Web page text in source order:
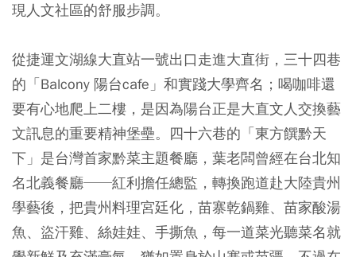
現人文社區的舒服步調。
從捷運文湖線大直站一號出口走進大直街，三十四巷
的「Balcony 陽台cafe」和實踐大學齊名；喝咖啡還
要有心地爬上二樓，是因為陽台正是大直文人交換藝
文訊息的重要精神堡壘。四十六巷的「東方饌黔天
下」是台灣首家黔菜主題餐廳，葉老闆曾經在台北知
名北義餐廳──紅利擔任總監，轉換跑道赴大陸貴州
學藝後，把貴州料理宮廷化，苗寨乾鍋雞、苗家酸湯
魚、盜汗雞、絲娃娃、手撕魚，每一道菜光聽菜名就